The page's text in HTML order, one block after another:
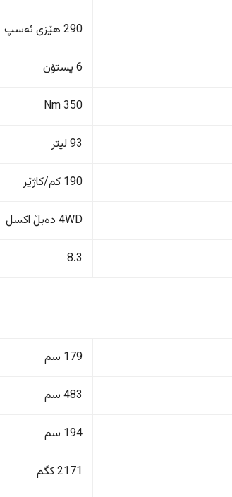
290 هێزی ئەسپ
6 پستۆن
350 Nm
93 لیتر
190 کم/کاژێر
4WD دەبڵ اکسل
8.3
179 سم
483 سم
194 سم
2171 کگم